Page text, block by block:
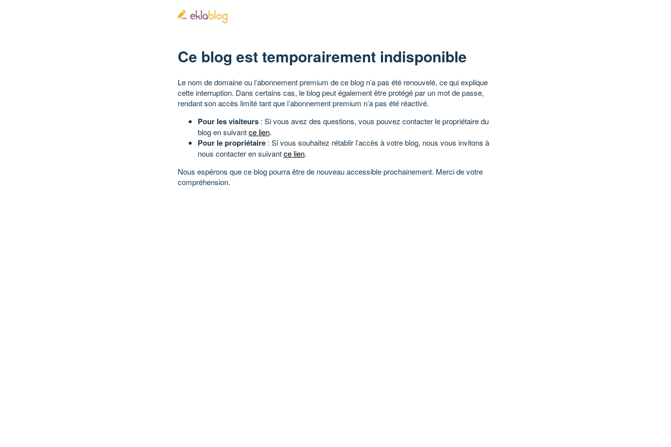
Ce blog est temporairement indisponible
Le nom de domaine ou l’abonnement premium de ce blog n’a pas été renouvelé, ce qui explique
cette interruption. Dans certains cas, le blog peut également être protégé par un mot de passe,
rendant son accès limité tant que l’abonnement premium n’a pas été réactivé.
Pour les visiteurs : Si vous avez des questions, vous pouvez contacter le propriétaire du
blog en suivantce lien.
Pour le propriétaire : Si vous souhaitez rétablir l’accès à votre blog, nous vous invitons à
nous contacter en suivantce lien.
Nous espérons que ce blog pourra être de nouveau accessible prochainement. Merci de votre
compréhension.